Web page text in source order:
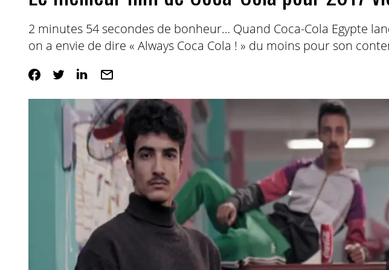
2 minutes 54 secondes de bonheur… Quand Coca-Cola Egypte
on a envie de dire « Always Coca Cola ! » du moins pour son